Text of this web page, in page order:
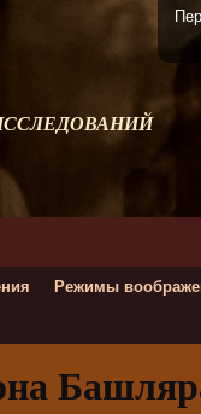
Режимы